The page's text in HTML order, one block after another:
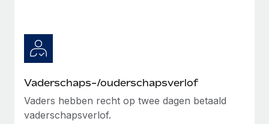
Vaderschaps-/ouderschapsverlof
Vaders hebben recht op twee dagen betaald
vaderschapsverlof.